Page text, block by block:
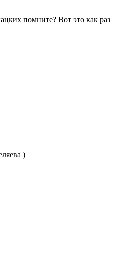
помните? Вот это как раз
)